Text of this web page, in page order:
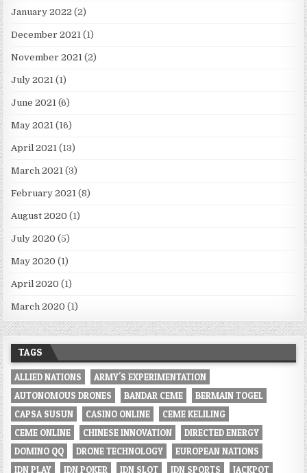
January 2022 (2)
December 2021 (1)
November 2021 (2)
July 2021 (1)
June 2021 (6)
May 2021 (16)
April 2021 (13)
March 2021 (3)
February 2021 (8)
August 2020 (1)
July 2020 (5)
May 2020 (1)
April 2020 (1)
March 2020 (1)
TAGS
ALLIED NATIONS
ARMY'S EXPERIMENTATION
AUTONOMOUS DRONES
BANDAR CEME
BERMAIN TOGEL
CAPSA SUSUN
CASINO ONLINE
CEME KELILING
CEME ONLINE
CHINESE INNOVATION
DIRECTED ENERGY
DOMINO QQ
DRONE TECHNOLOGY
EUROPEAN NATIONS
IDN PLAY
IDN POKER IDN SLOT IDN SPORTS JACKPOT